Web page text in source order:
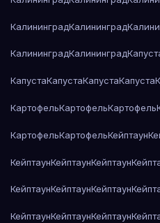
КалининградКалининград
КалининградКалининград
КапустаКапустаКапустаКапуста
КартофельКартофельКартофель
КартофельКартофельКейптаун
КейптаунКейптаунКейптаун
КейптаунКейптаунКейптаун
КейптаунКейптаунКейптаун